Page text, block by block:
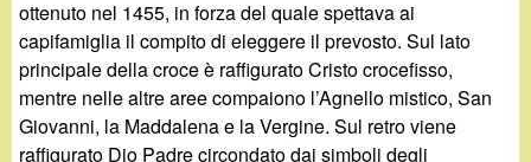
ottenuto nel 1455, in forza del quale spettava ai
capifamiglia il compito di eleggere il prevosto. Sul lato
principale della croce è raffigurato Cristo crocefisso,
mentre nelle altre aree compaiono l’Agnello mistico, San
Giovanni, la Maddalena e la Vergine. Sul retro viene
raffigurato Dio Padre circondato dai simboli degli